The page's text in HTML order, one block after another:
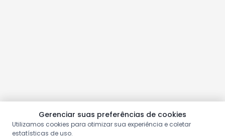
Gerenciar suas preferências de cookies
Utilizamos cookies para otimizar sua experiência e coletar
estatísticas de uso.